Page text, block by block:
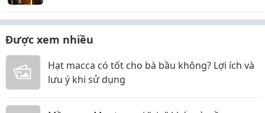
Được xem nhiều
Hạt macca có tốt cho bà bầu không? Lợi ích và
lưu ý khi sử dụng